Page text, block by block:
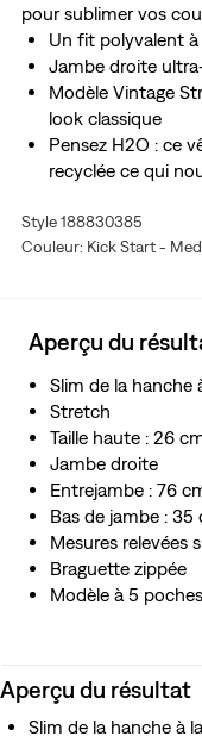
pour sublimer vos
Un fit polyvalent
Jambe droite
Modèle Vintage
look classique
Pensez H2O : ce
recyclée ce qui
Style 188830385
Couleur: Kick Start -
Aperçu du
Slim de la hanche
Stretch
Taille haute : 26
Jambe droite
Entrejambe : 76
Bas de jambe : 35
Mesures relevées
Braguette zippée
Modèle à 5 poches
Aperçu du résultat
Slim de la hanche à